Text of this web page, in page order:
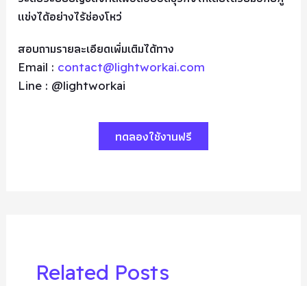
แข่งได้อย่างไร้ช่องโหว่
สอบถามรายละเอียดเพิ่มเติมได้ทาง
Email : contact@lightworkai.com
Line : @lightworkai
ทดลองใช้งานฟรี
Related Posts